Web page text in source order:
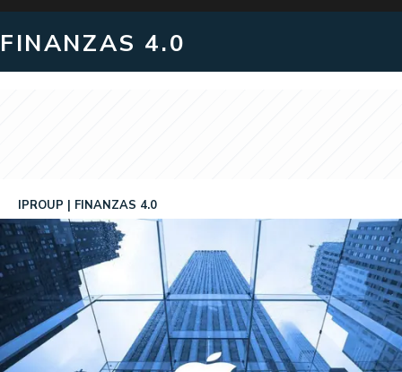
FINANZAS 4.0
IPROUP FINANZAS 4.0